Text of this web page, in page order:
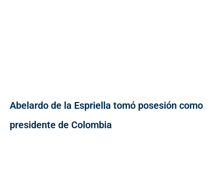
Abelardo de la Espriella tomó posesión como
presidente de Colombia